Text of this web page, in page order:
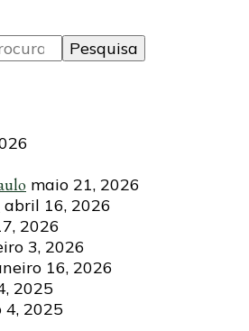
maio 21, 2026
abril 16, 2026
2026
3, 2026
16, 2026
2025
4, 2025